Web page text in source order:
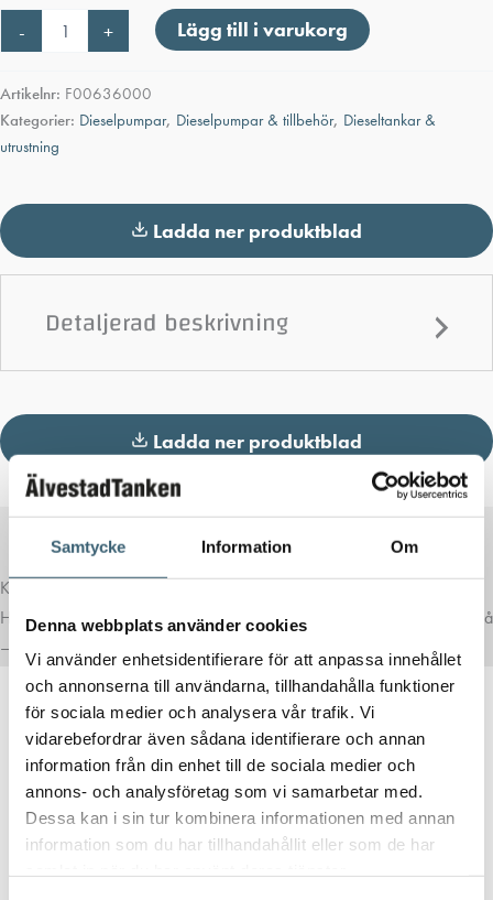
Samtycke Information Om
Denna webbplats använder cookies
Vi använder enhetsidentifierare för att anpassa innehållet
och annonserna till användarna, tillhandahålla funktioner
för sociala medier och analysera vår trafik. Vi
vidarebefordrar även sådana identifierare och annan
information från din enhet till de sociala medier och
annons- och analysföretag som vi samarbetar med.
Dessa kan i sin tur kombinera informationen med annan
information som du har tillhandahållit eller som de har
-
diesel
mängd
+ Lägg till i varukorg
Artikelnr: F00636000
Kategorier: Dieselpumpar, Dieselpumpar & tillbehör, Dieseltankar &
utrustning
Ladda ner produktblad
Detaljerad beskrivning
Ladda ner produktblad
Komplettera med rätt tillval
Här har vi samlat produkter som ofta passar bra ihop med det du tittar på
– för en mer komplett lösning.
DIESELPUMPAR & TILLBEHÖR